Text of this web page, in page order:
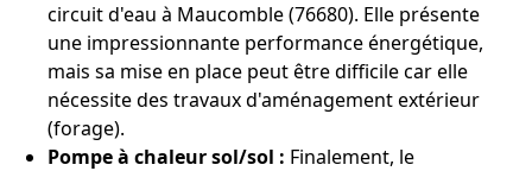
circuit d'eau à Maucomble (76680). Elle présente
une impressionnante performance énergétique,
mais sa mise en place peut être difficile car elle
nécessite des travaux d'aménagement extérieur
(forage).
Pompe à chaleur sol/sol : Finalement, le